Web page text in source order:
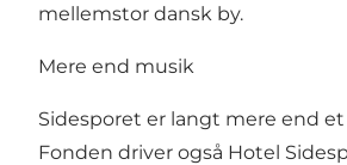
mellemstor dansk by.
Mere end musik
Sidesporet er langt mere end
Fonden driver også Hotel